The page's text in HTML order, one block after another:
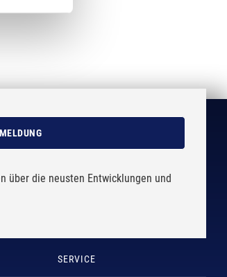
über die neusten Entwicklungen und
SERVICE